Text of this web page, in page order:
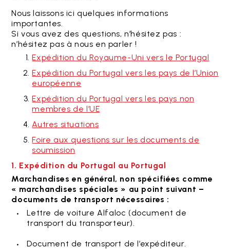
Nous laissons ici quelques informations
importantes.
Si vous avez des questions, n’hésitez pas :
n’hésitez pas à nous en parler !
Expédition du Royaume-Uni vers le Portugal
Expédition du Portugal vers les pays de l’Union
européenne
Expédition du Portugal vers les pays non
membres de l’UE
Autres situations
Foire aux questions sur les documents de
soumission
1. Expédition du Portugal au Portugal
Marchandises en général, non spécifiées comme
« marchandises spéciales » au point suivant –
documents de transport nécessaires :
Lettre de voiture Alfaloc (document de
transport du transporteur).
Document de transport de l’expéditeur.